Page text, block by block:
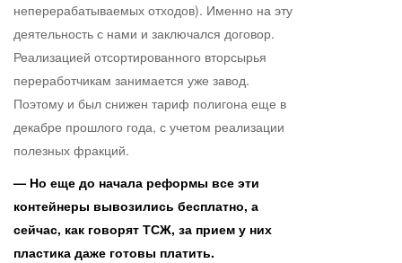
неперерабатываемых отходов). Именно на эту
деятельность с нами и заключался договор.
Реализацией отсортированного вторсырья
переработчикам занимается уже завод.
Поэтому и был снижен тариф полигона еще в
декабре прошлого года, с учетом реализации
полезных фракций.
— Но еще до начала реформы все эти
контейнеры вывозились бесплатно, а
сейчас, как говорят ТСЖ, за прием у них
пластика даже готовы платить.